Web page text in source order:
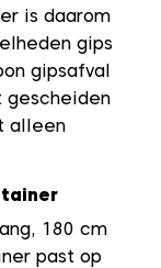
is daarom
gips
gipsafval
gescheiden
alleen
180 cm
past op